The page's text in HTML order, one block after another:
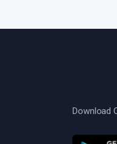
Download